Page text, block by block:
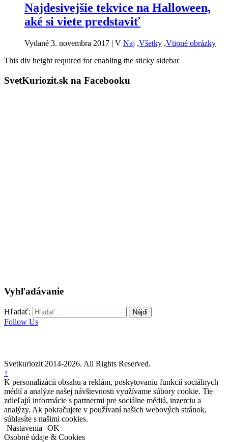
Najdesivejšie tekvice na Halloween,
aké si viete predstaviť
Vydané 3. novembra 2017 | V Naj ,Všetky ,Vtipné obrázky
This div height required for enabling the sticky sidebar
SvetKuriozit.sk na Facebooku
Vyhľadávanie
Hľadať:
Follow Us
Svetkuriozit 2014-2026. All Rights Reserved.
↑
K personalizácii obsahu a reklám, poskytovaniu funkcií sociálnych
médií a analýze našej návštevnosti využívame súbory cookie. Tie
zdieľajú informácie s partnermi pre sociálne médiá, inzerciu a
analýzy. Ak pokračujete v používaní našich webových stránok,
súhlasíte s našimi cookies.
Nastavenia
OK
Osobné údaje & Cookies